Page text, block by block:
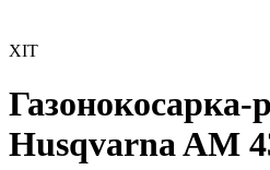
ХІТ
Газонокосарка-
Husqvarna AM